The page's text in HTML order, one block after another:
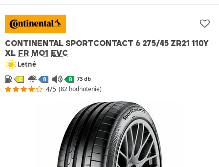
CONTINENTAL SPORTCONTACT 6 275/45 ZR21 110Y
XL FR MO1 EVC
Letné
C B B 73 db
4/5 (82 hodnotenie)